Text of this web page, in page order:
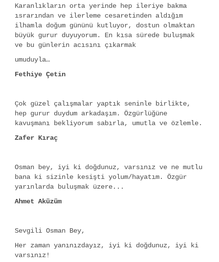
Karanlıkların orta yerinde hep ileriye bakma
ısrarından ve ilerleme cesaretinden aldığım
ilhamla doğum gününü kutluyor, dostun olmaktan
büyük gurur duyuyorum. En kısa sürede buluşmak
ve bu günlerin acısını çıkarmak
umuduyla…
Fethiye Çetin
Çok güzel çalışmalar yaptık seninle birlikte,
hep gurur duydum arkadaşım. Özgürlüğüne
kavuşmanı bekliyorum sabırla, umutla ve özlemle.
Zafer Kıraç
Osman bey, iyi ki doğdunuz, varsınız ve ne mutlu
bana ki sizinle kesişti yolum/hayatım. Özgür
yarınlarda buluşmak üzere...
Ahmet Aküzüm
Sevgili Osman Bey,
Her zaman yanınızdayız, iyi ki doğdunuz, iyi ki
varsınız!